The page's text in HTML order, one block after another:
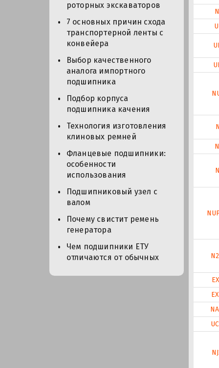
роторных экскаваторов
7 основных причин схода
транспортерной ленты с
конвейера
Выбор качественного
аналога импортного
подшипника
Подбор корпуса
подшипника качения
Технология изготовления
клиновых ремней
Фланцевые подшипники:
особенности
использования
Подшипниковый узел с
валом
Почему свистит ремень
генератора
Чем подшипники ЕТУ
отличаются от обычных